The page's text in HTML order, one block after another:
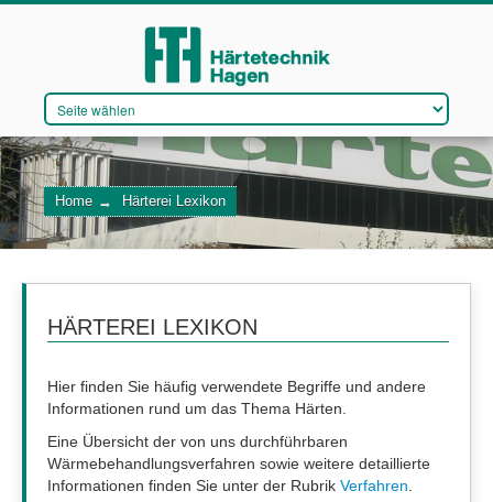
DAS UNTERNEHMEN
QUALITÄTSMANAGEMENT
Home → Härterei Lexikon
HÄRTEREI LEXIKON
Hier finden Sie häufig verwendete Begriffe und andere
Informationen rund um das Thema Härten.
Eine Übersicht der von uns durchführbaren
Wärmebehandlungsverfahren sowie weitere detaillierte
Informationen finden Sie unter der Rubrik Verfahren